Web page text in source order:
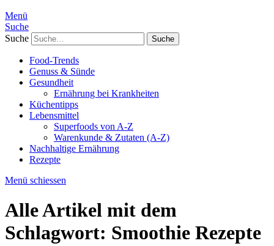
Menü
Suche
Suche
Food-Trends
Genuss & Sünde
Gesundheit
Ernährung bei Krankheiten
Küchentipps
Lebensmittel
Superfoods von A-Z
Warenkunde & Zutaten (A-Z)
Nachhaltige Ernährung
Rezepte
Menü schiessen
Alle Artikel mit dem
Schlagwort: Smoothie Rezepte